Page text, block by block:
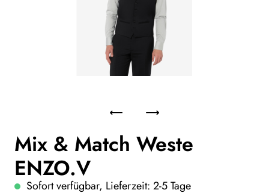
Mix & Match Weste
ENZO.V
Sofort verfügbar, Lieferzeit: 2-5 Tage